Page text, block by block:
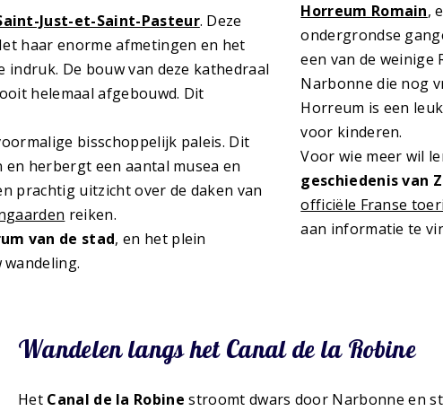
Just-et-Saint-Pasteur. Deze
haar enorme afmetingen en het
De bouw van deze kathedraal
helemaal afgebouwd. Dit
bisschoppelijk paleis. Dit
herbergt een aantal musea en
prachtig uitzicht over de daken van
reiken.
van de stad, en het plein
Horreum Romain,
ondergrondse
een van de weinige
Narbonne die nog
Horreum is een
voor kinderen.
Voor wie meer wil
geschiedenis van
officiële Franse
aan informatie te
Wandelen langs het Canal de la Robine
Het Canal de la Robine stroomt dwars door Narbonne en